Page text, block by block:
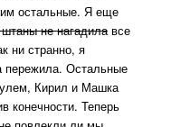
остальные. Я еще
не нагадила все
ни странно, я
пережила. Остальные
Кирил и Машка
конечности. Теперь